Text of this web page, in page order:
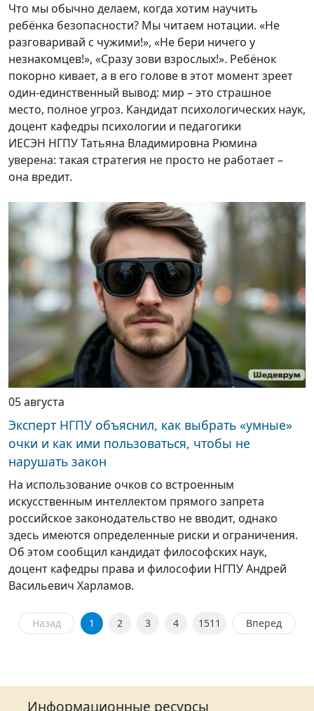
Что мы обычно делаем, когда хотим научить
ребёнка безопасности? Мы читаем нотации. «Не
разговаривай с чужими!», «Не бери ничего у
незнакомцев!», «Сразу зови взрослых!». Ребёнок
покорно кивает, а в его голове в этот момент зреет
один-единственный вывод: мир – это страшное
место, полное угроз. Кандидат психологических наук,
доцент кафедры психологии и педагогики
ИЕСЭН НГПУ Татьяна Владимировна Рюмина
уверена: такая стратегия не просто не работает –
она вредит.
05 августа
Эксперт НГПУ объяснил, как выбрать «умные»
очки и как ими пользоваться, чтобы не
нарушать закон
На использование очков со встроенным
искусственным интеллектом прямого запрета
российское законодательство не вводит, однако
здесь имеются определенные риски и ограничения.
Об этом сообщил кандидат философских наук,
доцент кафедры права и философии НГПУ Андрей
Васильевич Харламов.
Назад 1 2 3 4 1511 Вперед
Информационные ресурсы